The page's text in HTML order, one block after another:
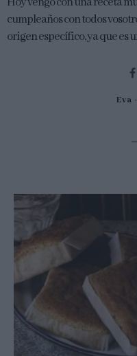
cumpleaños con todos
origen específico, ya que es
Eva